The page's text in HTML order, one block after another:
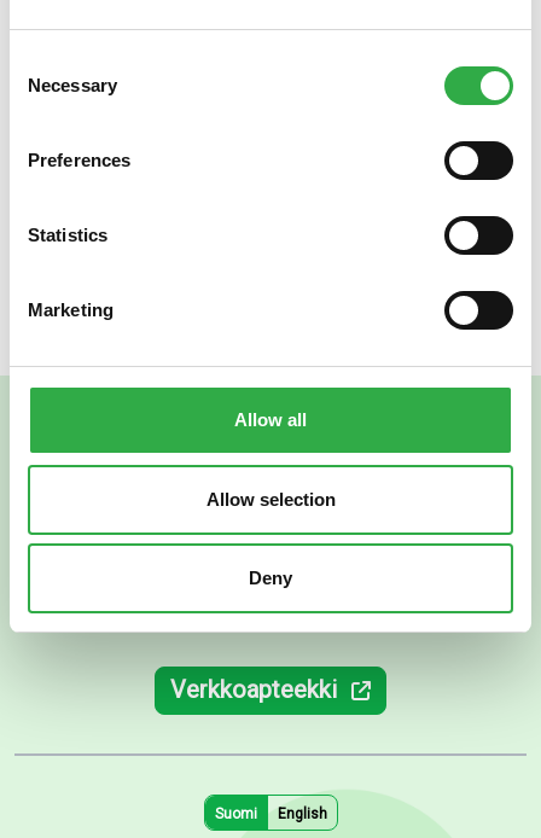
Selection
Necessary
Preferences
Statistics
Marketing
Allow all
Allow selection
Deny
nenän tai ihon kuivuuteen sekä muistin ja suoliston tueksi
talvikauteen. Voit hoitaa kätevästi samalla kerralla kaikki
tilaukset voit hakea
Kauppakortteli
Pekurin käytävältä silloin kuin sinulle sopii tai valita
ostoksille!
Verkkoapteekki
Suomi English